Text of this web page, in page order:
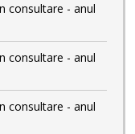
consultare - anul
consultare - anul
consultare - anul